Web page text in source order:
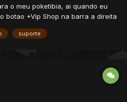
o meu poketibia, ai quando eu
botao +Vip Shop na barra a direita
a edita-la?
suporte